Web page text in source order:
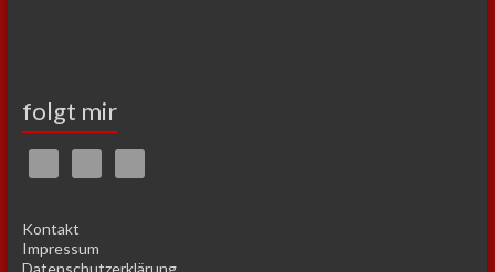
folgt mir
Kontakt
Impressum
Datenschutzerklärung